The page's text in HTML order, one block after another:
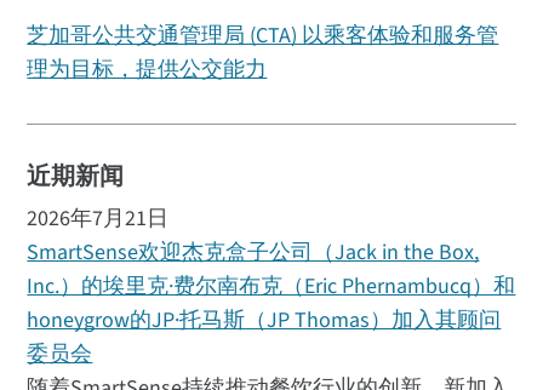
芝加哥公共交通管理局 (CTA) 以乘客体验和服务管
理为目标，提供公交能力
近期新闻
2026年7月21日
SmartSense欢迎杰克盒子公司（Jack in the Box,
Inc.）的埃里克·费尔南布克（Eric Phernambucq）和
honeygrow的JP·托马斯（JP Thomas）加入其顾问
委员会